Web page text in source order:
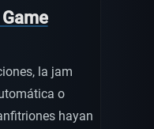
la jam
o
hayan